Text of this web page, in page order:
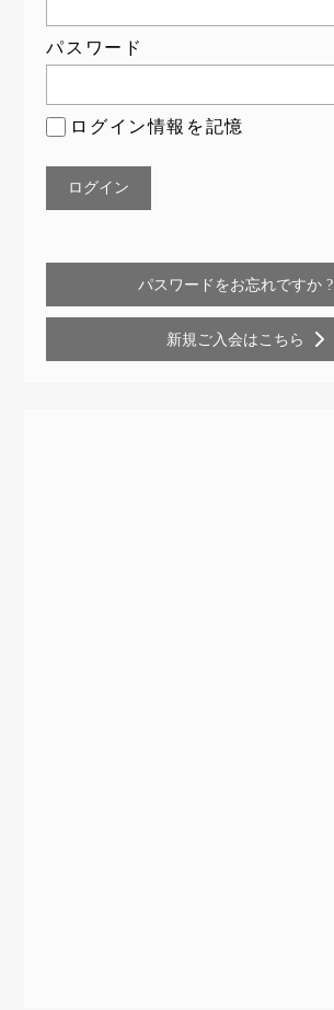
パスワード
ログイン情報を記憶
パスワードをお忘れですか ?
新規ご入会はこちら